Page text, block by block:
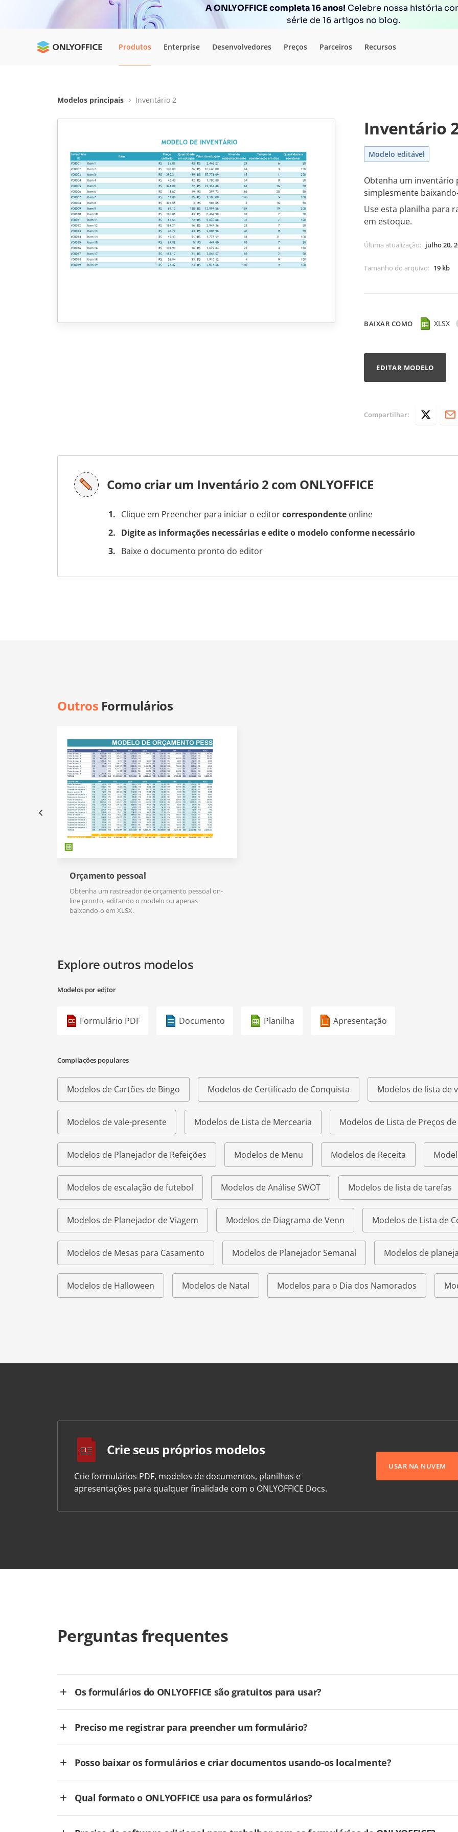
A ONLYOFFICE completa 16 anos! Celebre nossa história
série de 16 artigos no blog.
Produtos Enterprise Desenvolvedores Preços Parceiros Recursos
Modelos principais Inventário 2
Inventário
Modelo editável
Obtenha um
simplesmente baixando-
Use esta planilha para
em estoque.
Última atualização: julho 20,
Tamanho do arquivo: 19 kb
BAIXAR COMO XLSX
EDITAR MODELO
Compartilhar:
Como criar um Inventário 2 com ONLYOFFICE
Clique em Preencher para iniciar o editorcorrespondente online
Digite as informações necessárias e edite o modelo conforme necessário
Baixe o documento pronto do editor
Outros Formulários
Orçamento pessoal
Obtenha um rastreador de orçamento pessoal on-
line pronto, editando o modelo ou apenas
baixando-o em XLSX.
Explore outros modelos
Modelos por editor
Formulário PDF Documento Planilha Apresentação
Compilações populares
Modelos de Cartões de Bingo Modelos de Certificado de Conquista Modelos de lista de
Modelos de vale-presente Modelos de Lista de Mercearia Modelos de Lista de Preços
Modelos de Planejador de Refeições Modelos de Menu Modelos de Receita
Modelos de escalação de futebol Modelos de Análise SWOT Modelos de lista de tarefas
Modelos de Planejador de Viagem Modelos de Diagrama de Venn Modelos de Lista de
Modelos de Mesas para Casamento Modelos de Planejador Semanal Modelos de
Modelos de Halloween Modelos de Natal Modelos para o Dia dos Namorados
Crie seus próprios modelos
Crie formulários PDF, modelos de documentos, planilhas e
apresentações para qualquer finalidade com o ONLYOFFICE Docs.
USAR NA NUVEM
Perguntas frequentes
Os formulários do ONLYOFFICE são gratuitos para usar?
Preciso me registrar para preencher um formulário?
Posso baixar os formulários e criar documentos usando-os localmente?
Qual formato o ONLYOFFICE usa para os formulários?